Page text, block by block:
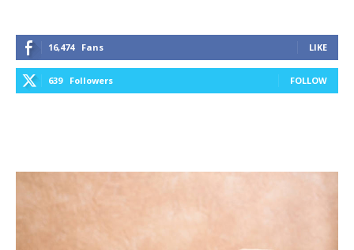
16,474 Fans LIKE
639 Followers FOLLOW